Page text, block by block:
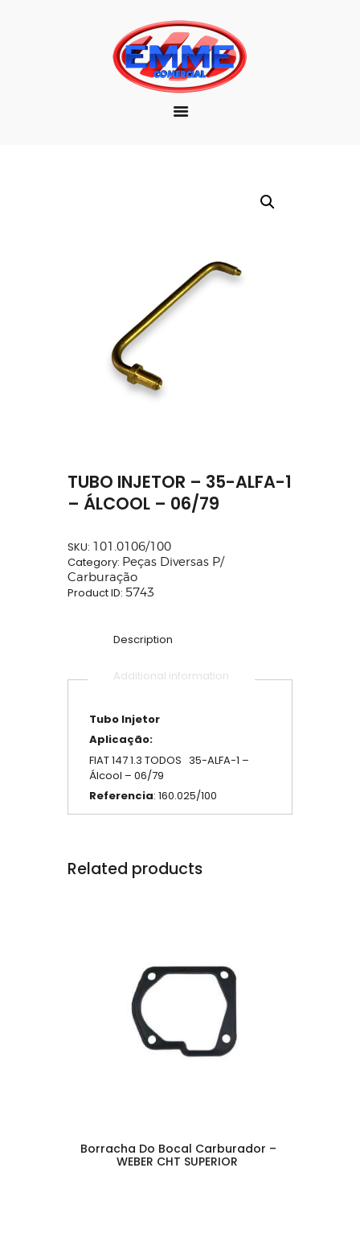
EMPRESA
MARCAS
PRODUTOS
TUBO INJETOR – 35-ALFA-1
– ÁLCOOL – 06/79
SKU: 101.0106/100
Category: Peças Diversas P/
Carburação
Product ID: 5743
Description
Additional information
Tubo Injetor
Aplicação:
FIAT 147 1.3 TODOS 35-ALFA-1 –
Álcool – 06/79
Referencia: 160.025/100
Related products
Borracha Do Bocal Carburador –
WEBER CHT SUPERIOR